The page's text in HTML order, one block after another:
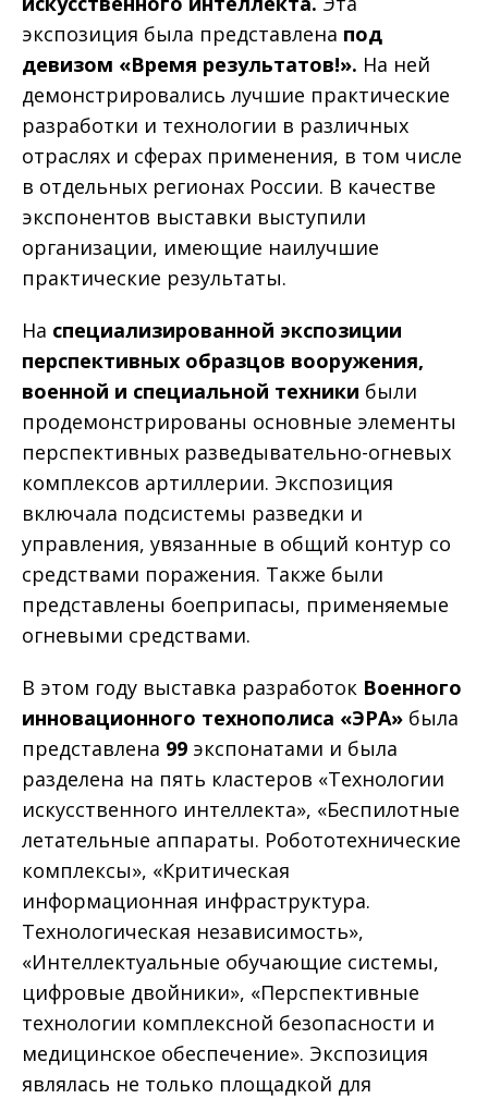
экспозиция была представлена под
девизом «Время результатов!». На ней
демонстрировались лучшие практические
разработки и технологии в различных
отраслях и сферах применения, в том числе
в отдельных регионах России. В качестве
экспонентов выставки выступили
организации, имеющие наилучшие
практические результаты.
На специализированной экспозиции
перспективных образцов вооружения,
военной и специальной техники были
продемонстрированы основные элементы
перспективных разведывательно-огневых
комплексов артиллерии. Экспозиция
включала подсистемы разведки и
управления, увязанные в общий контур со
средствами поражения. Также были
представлены боеприпасы, применяемые
огневыми средствами.
В этом году выставка разработок Военного
инновационного технополиса «ЭРА» была
представлена 99 экспонатами и была
разделена на пять кластеров «Технологии
искусственного интеллекта», «Беспилотные
летательные аппараты. Робототехнические
комплексы», «Критическая
информационная инфраструктура.
Технологическая независимость»,
«Интеллектуальные обучающие системы,
цифровые двойники», «Перспективные
технологии комплексной безопасности и
медицинское обеспечение». Экспозиция
являлась не только площадкой для